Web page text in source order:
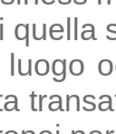
quella
luogo